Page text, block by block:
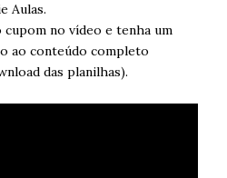
Aulas.
no vídeo e tenha um
ao conteúdo completo
das planilhas).